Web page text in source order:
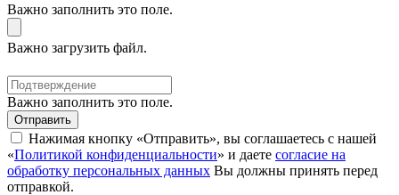
Важно заполнить это поле.
Важно загрузить файл.
Важно заполнить это поле.
Отправить
Нажимая кнопку «Отправить», вы соглашаетесь с нашей
«Политикой конфиденциальности» и даете согласие на
обработку персональных данных Вы должны принять перед
отправкой.